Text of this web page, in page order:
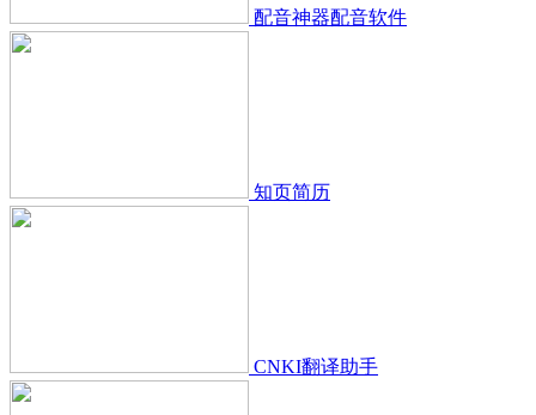
配音神器配音软件
知页简历
CNKI翻译助手